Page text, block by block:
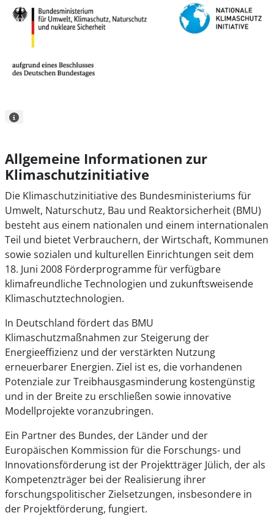
Allgemeine Informationen zur
Klimaschutzinitiative
Die Klimaschutzinitiative des Bundesministeriums für
Umwelt, Naturschutz, Bau und Reaktorsicherheit (BMU)
besteht aus einem nationalen und einem internationalen
Teil und bietet Verbrauchern, der Wirtschaft, Kommunen
sowie sozialen und kulturellen Einrichtungen seit dem
18. Juni 2008 Förderprogramme für verfügbare
klimafreundliche Technologien und zukunftsweisende
Klimaschutztechnologien.
In Deutschland fördert das BMU
Klimaschutzmaßnahmen zur Steigerung der
Energieeffizienz und der verstärkten Nutzung
erneuerbarer Energien. Ziel ist es, die vorhandenen
Potenziale zur Treibhausgasminderung kostengünstig
und in der Breite zu erschließen sowie innovative
Modellprojekte voranzubringen.
Ein Partner des Bundes, der Länder und der
Europäischen Kommission für die Forschungs- und
Innovationsförderung ist der Projektträger Jülich, der als
Kompetenzträger bei der Realisierung ihrer
forschungspolitischer Zielsetzungen, insbesondere in
der Projektförderung, fungiert.